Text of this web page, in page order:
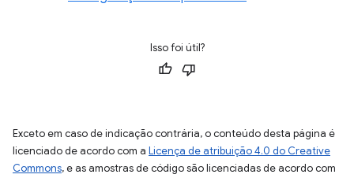
Isso foi útil?
Exceto em caso de indicação contrária, o conteúdo desta página é
licenciado de acordo com a Licença de atribuição 4.0 do Creative
Commons, e as amostras de código são licenciadas de acordo com